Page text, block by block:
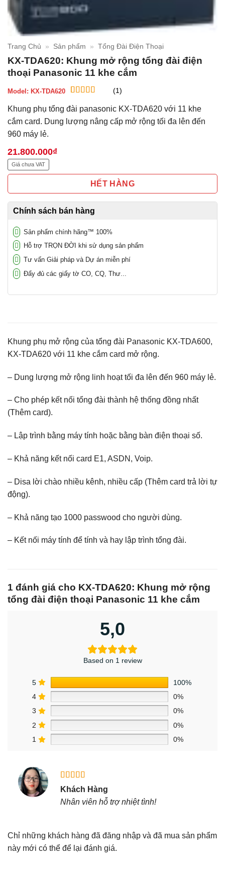
Trang Chủ » Sản phẩm » Tổng Đài Điện Thoại
KX-TDA620: Khung mở rộng tổng đài điện
thoại Panasonic 11 khe cắm
Model: KX-TDA620
trênđánh
giá
(1)
Khung phụ tổng đài panasonic KX-TDA620 với 11 khe
cắm card. Dung lượng nâng cấp mở rộng tối đa lên đến
960 máy lẻ.
21.800.000₫
Giá chưa VAT
HẾT HÀNG
Chính sách bán hàng
Sản phẩm chính hãng™ 100%
Hỗ trợ TRỌN ĐỜI khi sử dụng sản phẩm
Tư vấn Giải pháp và Dự án miễn phí
Đẩy đủ các giấy tờ CO, CQ, Thư...
Khung phụ mở rộng của tổng đài Panasonic KX-TDA600,
KX-TDA620 với 11 khe cắm card mở rộng.
– Dung lượng mở rộng linh hoạt tối đa lên đến 960 máy lẻ.
– Cho phép kết nối tổng đài thành hệ thống đồng nhất
(Thêm card).
– Lập trình bằng máy tính hoặc bằng bàn điện thoại số.
– Khả năng kết nối card E1, ASDN, Voip.
– Disa lời chào nhiều kênh, nhiều cấp (Thêm card trả lời tự
động).
– Khả năng tạo 1000 passwood cho người dùng.
– Kết nối máy tính để tính và hay lập trình tổng đài.
1 đánh giá cho KX-TDA620: Khung mở rộng
tổng đài điện thoại Panasonic 11 khe cắm
5,0
Based on 1 review
5
100%
4
0%
3
0%
2
0%
1
0%
Được xếp
hạng55
sao
Khách Hàng
Nhân viên hỗ trợ nhiệt tình!
Chỉ những khách hàng đã đăng nhập và đã mua sản phẩm
này mới có thể để lại đánh giá.